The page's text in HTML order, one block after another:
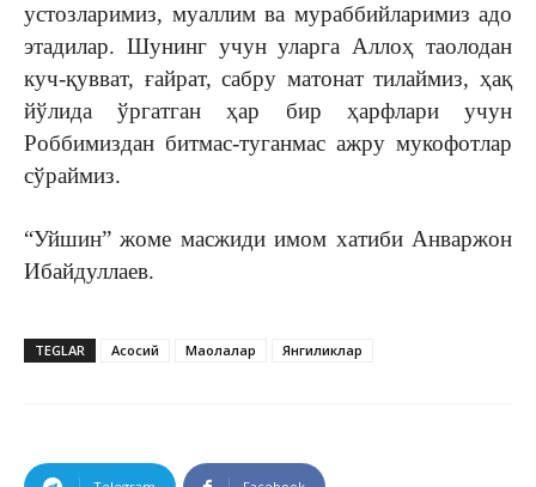
устозларимиз, муаллим ва мураббийларимиз адо
этадилар. Шунинг учун уларга Аллоҳ таолодан
куч-қувват, ғайрат, сабру матонат тилаймиз, ҳақ
йўлида ўргатган ҳар бир ҳарфлари учун
Роббимиздан битмас-туганмас ажру мукофотлар
сўраймиз.
“Уйшин” жоме масжиди имом хатиби Анваржон
Ибайдуллаев.
TEGLAR Асосий Мақолалар Янгиликлар